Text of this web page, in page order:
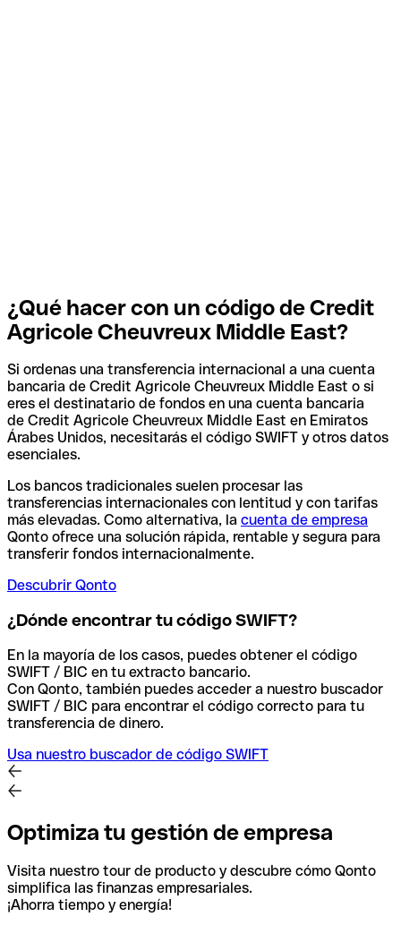
¿Qué hacer con un código de Credit
Agricole Cheuvreux Middle East?
Si ordenas una transferencia internacional a una cuenta
bancaria de Credit Agricole Cheuvreux Middle East o si
eres el destinatario de fondos en una cuenta bancaria
de Credit Agricole Cheuvreux Middle East en Emiratos
Árabes Unidos, necesitarás el código SWIFT y otros datos
esenciales.
Los bancos tradicionales suelen procesar las
transferencias internacionales con lentitud y con tarifas
más elevadas. Como alternativa, la cuenta de empresa
Qonto ofrece una solución rápida, rentable y segura para
transferir fondos internacionalmente.
Descubrir Qonto
¿Dónde encontrar tu código SWIFT?
En la mayoría de los casos, puedes obtener el código
SWIFT / BIC en tu extracto bancario.
Con Qonto, también puedes acceder a nuestro buscador
SWIFT / BIC para encontrar el código correcto para tu
transferencia de dinero.
Usa nuestro buscador de código SWIFT
Optimiza tu gestión de empresa
Visita nuestro tour de producto y descubre cómo Qonto
simplifica las finanzas empresariales.
¡Ahorra tiempo y energía!